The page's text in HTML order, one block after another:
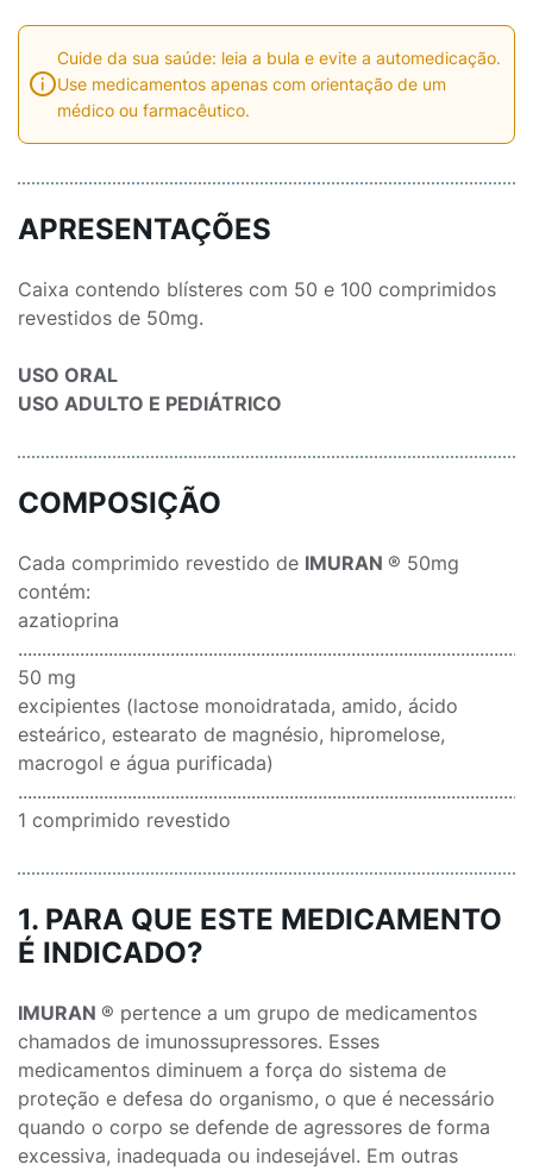
Cuide da sua saúde: leia a bula e evite a automedicação.
Use medicamentos apenas com orientação de um
médico ou farmacêutico.
APRESENTAÇÕES
Caixa contendo blísteres com 50 e 100 comprimidos
revestidos de 50mg.
USO ORAL
USO ADULTO E PEDIÁTRICO
COMPOSIÇÃO
Cada comprimido revestido de IMURAN ® 50mg
contém:
azatioprina
50 mg
excipientes (lactose monoidratada, amido, ácido
esteárico, estearato de magnésio, hipromelose,
macrogol e água purificada)
1 comprimido revestido
1. PARA QUE ESTE MEDICAMENTO
É INDICADO?
IMURAN ® pertence a um grupo de medicamentos
chamados de imunossupressores. Esses
medicamentos diminuem a força do sistema de
proteção e defesa do organismo, o que é necessário
quando o corpo se defende de agressores de forma
excessiva, inadequada ou indesejável. Em outras